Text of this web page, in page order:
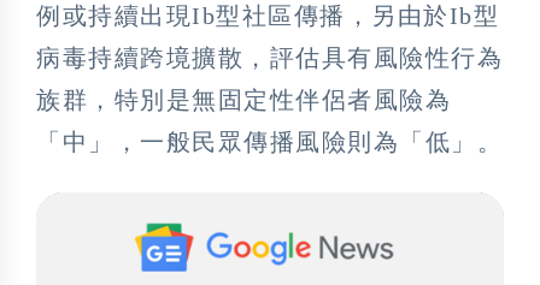
例或持續出現Ib型社區傳播，另由於Ib型
病毒持續跨境擴散，評估具有風險性行為
族群，特別是無固定性伴侶者風險為
「中」，一般民眾傳播風險則為「低」。